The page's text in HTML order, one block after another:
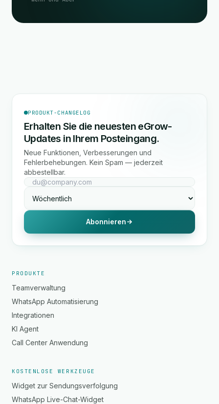
PRODUKT-CHANGELOG
Erhalten Sie die neuesten eGrow-
Updates in Ihrem Posteingang.
Neue Funktionen, Verbesserungen und
Fehlerbehebungen. Kein Spam — jederzeit
abbestellbar.
Abonnieren
PRODUKTE
Teamverwaltung
WhatsApp Automatisierung
Integrationen
KI Agent
Call Center Anwendung
KOSTENLOSE WERKZEUGE
Widget zur Sendungsverfolgung
WhatsApp Live-Chat-Widget